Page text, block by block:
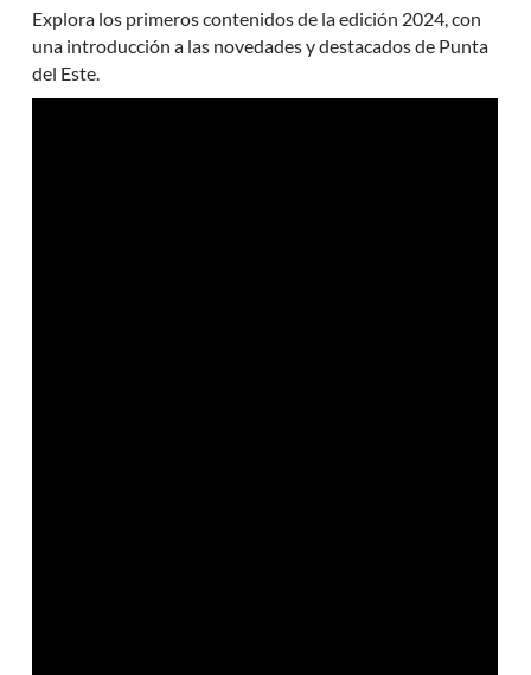
Explora los primeros contenidos de la edición 2024, con
una introducción a las novedades y destacados de Punta
del Este.